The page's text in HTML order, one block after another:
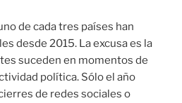
de cada tres países han
desde 2015. La excusa es la
suceden en momentos de
política. Sólo el año
de redes sociales o